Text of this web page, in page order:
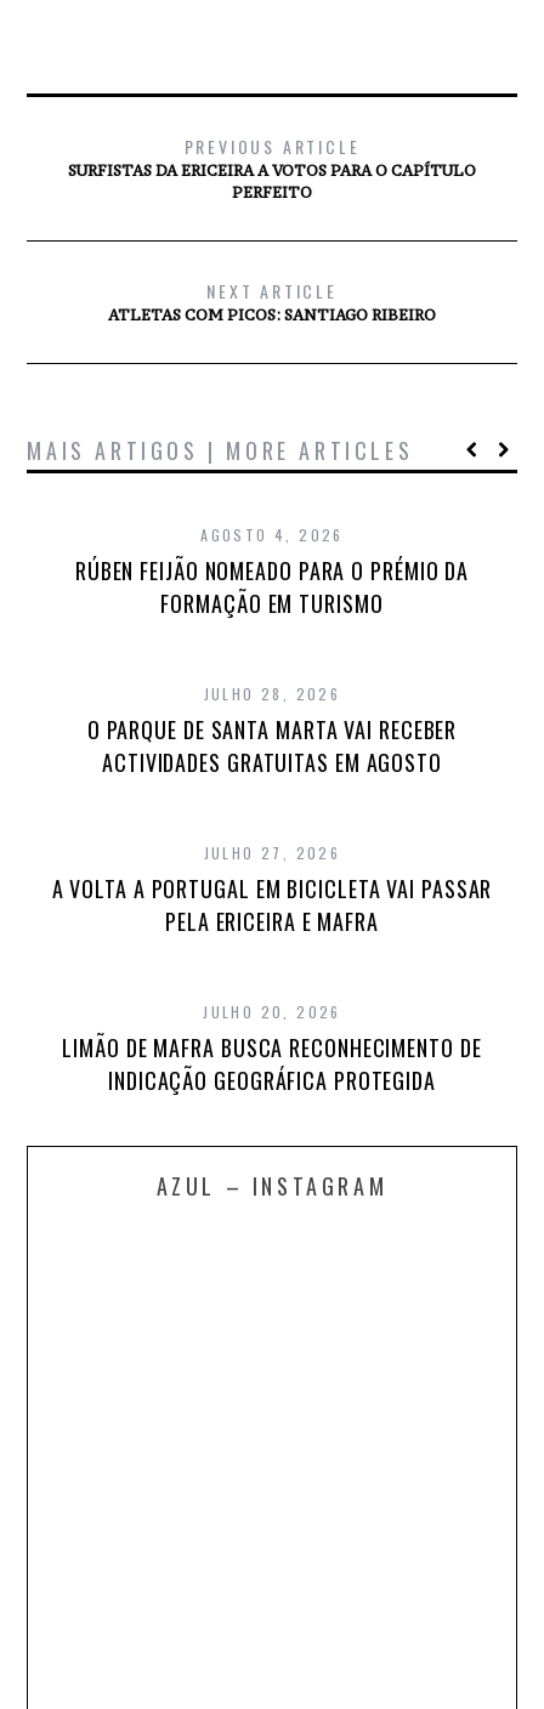
PREVIOUS ARTICLE
SURFISTAS DA ERICEIRA A VOTOS PARA O CAPÍTULO
PERFEITO
NEXT ARTICLE
ATLETAS COM PICOS: SANTIAGO RIBEIRO
MAIS ARTIGOS | MORE ARTICLES
AGOSTO 4, 2026
RÚBEN FEIJÃO NOMEADO PARA O PRÉMIO DA
FORMAÇÃO EM TURISMO
JULHO 28, 2026
O PARQUE DE SANTA MARTA VAI RECEBER
ACTIVIDADES GRATUITAS EM AGOSTO
JULHO 27, 2026
A VOLTA A PORTUGAL EM BICICLETA VAI PASSAR
PELA ERICEIRA E MAFRA
JULHO 20, 2026
LIMÃO DE MAFRA BUSCA RECONHECIMENTO DE
INDICAÇÃO GEOGRÁFICA PROTEGIDA
AZUL – INSTAGRAM